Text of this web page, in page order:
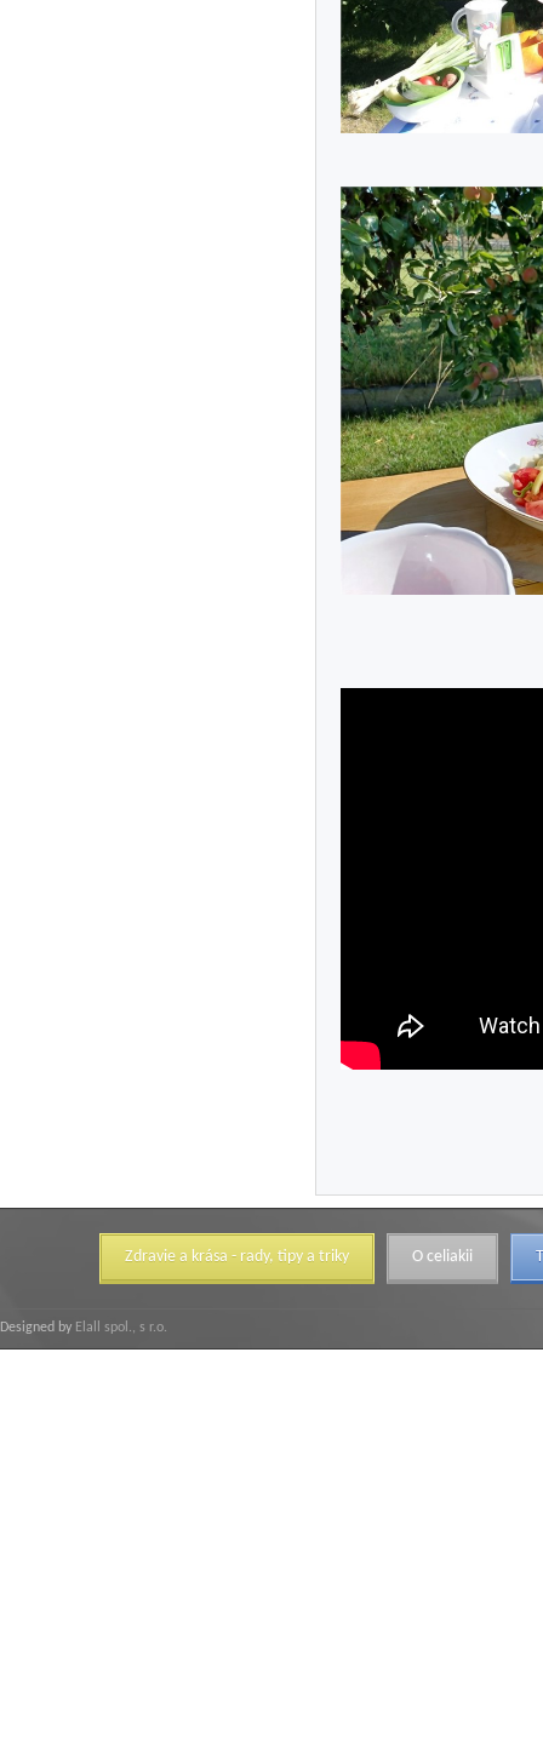
Zdravie a krása - rady, tipy a triky O celiakii
Designed by Elall spol., s r.o.